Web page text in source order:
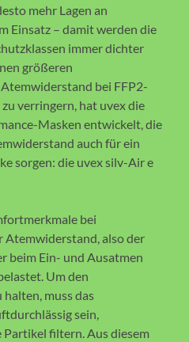
mehr Lagen an
Einsatz – damit werden die
immer dichter
größeren
bei FFP2-
verringern, hat uvex die
Masken entwickelt, die
auch für ein
sorgen: die uvex silv-Air e
bei
Atemwiderstand, also der
beim Ein- und Ausatmen
Um den
muss das
sein,
Partikel filtern. Aus diesem